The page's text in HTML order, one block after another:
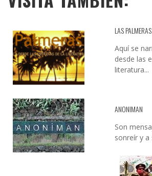
LAS
Aquí se
desde las
literatura...
ANONIMAN
Son
sonreír y a